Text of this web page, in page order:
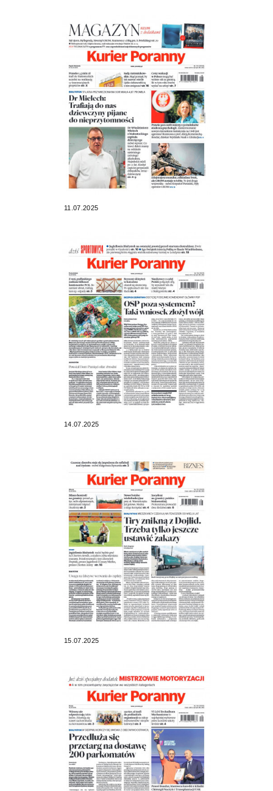
11.07.2025
14.07.2025
15.07.2025